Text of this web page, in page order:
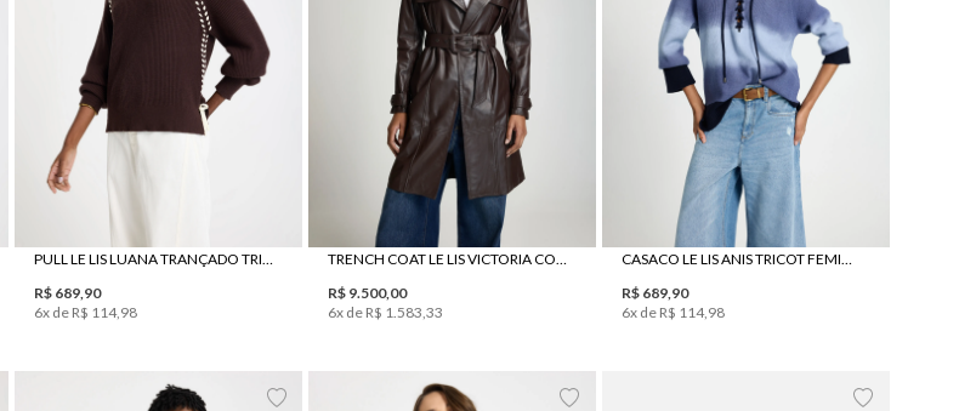
PULL LE LIS LUANA TRANÇADO TRICOT FEMININO
R$ 689 90
6x de R$ 114, 98
TRENCH COAT LE LIS VICTORIA COURO FEMININO
R$ 9.500, 00
6x de R$ 1 583 ,33
CASACO LE LIS ANIS TRICOT FEMININO
R$ 689, 90
6x de R$ 114, 98
PP P 34 36 38 42